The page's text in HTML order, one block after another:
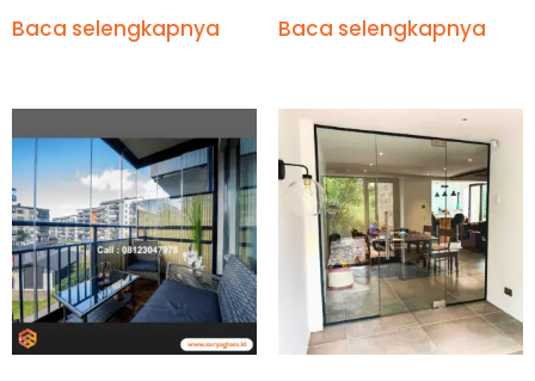
Baca selengkapnya
Baca selengkapnya